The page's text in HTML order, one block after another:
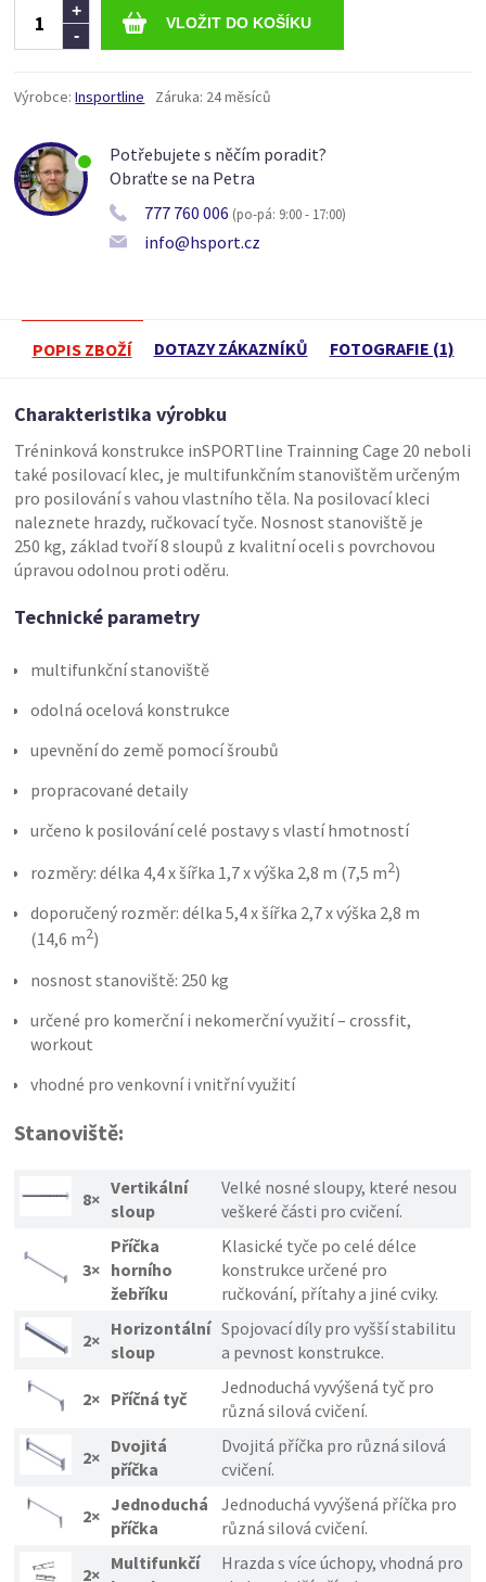
-
+
Výrobce: Insportline Záruka: 24 měsíců
Potřebujete s něčím poradit?
Obraťte se na Petra
777 760 006 (po-pá: 9:00 - 17:00)
info@hsport.cz
POPIS ZBOŽÍ DOTAZY ZÁKAZNÍKŮ FOTOGRAFIE (1)
Charakteristika výrobku
Tréninková konstrukce inSPORTline Trainning Cage 20 neboli
také posilovací klec, je multifunkčním stanovištěm určeným
pro posilování s vahou vlastního těla. Na posilovací kleci
naleznete hrazdy, ručkovací tyče. Nosnost stanoviště je
250 kg, základ tvoří 8 sloupů z kvalitní oceli s povrchovou
úpravou odolnou proti oděru.
Technické parametry
multifunkční stanoviště
odolná ocelová konstrukce
upevnění do země pomocí šroubů
propracované detaily
určeno k posilování celé postavy s vlastí hmotností
rozměry: délka 4,4 x šířka 1,7 x výška 2,8 m (7,5 m2)
doporučený rozměr: délka 5,4 x šířka 2,7 x výška 2,8 m
(14,6 m2)
nosnost stanoviště: 250 kg
určené pro komerční i nekomerční využití – crossfit,
workout
vhodné pro venkovní i vnitřní využití
Stanoviště:
8×
Vertikální
sloup
Velké nosné sloupy, které nesou
veškeré části pro cvičení.
3×
Příčka
horního
žebříku
Klasické tyče po celé délce
konstrukce určené pro
ručkování, přítahy a jiné cviky.
2×
Horizontální
sloup
Spojovací díly pro vyšší stabilitu
a pevnost konstrukce.
2× Příčná tyč
Jednoduchá vyvýšená tyč pro
různá silová cvičení.
2×
Dvojitá
příčka
Dvojitá příčka pro různá silová
cvičení.
2×
Jednoduchá
příčka
Jednoduchá vyvýšená příčka pro
různá silová cvičení.
2×
Multifunkčí
Hrazda s více úchopy, vhodná pro